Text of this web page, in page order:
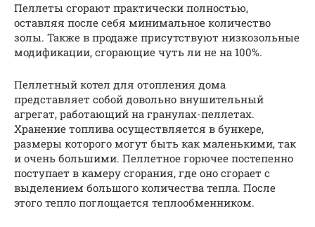
Пеллеты сгорают практически полностью,
оставляя после себя минимальное количество
золы. Также в продаже присутствуют низкозольные
модификации, сгорающие чуть ли не на 100%.
Пеллетный котел для отопления дома
представляет собой довольно внушительный
агрегат, работающий на гранулах-пеллетах.
Хранение топлива осуществляется в бункере,
размеры которого могут быть как маленькими, так
и очень большими. Пеллетное горючее постепенно
поступает в камеру сгорания, где оно сгорает с
выделением большого количества тепла. После
этого тепло поглощается теплообменником.